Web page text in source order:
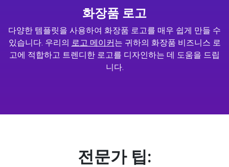
화장품 로고
다양한 템플릿을 사용하여 화장품 로고를 매우 쉽게 만들 수
있습니다. 우리의 로고 메이커는 귀하의 화장품 비즈니스 로
고에 적합하고 트렌디한 로고를 디자인하는 데 도움을 드립
니다.
전문가 팁: